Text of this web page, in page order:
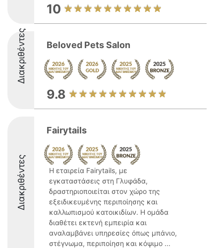
10
Διακριθέντες Beloved Pets Salon
9.8
Διακριθέντες
Fairytails
Η εταιρεία Fairytails, με
εγκαταστάσεις στη Γλυφάδα,
δραστηριοποιείται στον χώρο της
εξειδικευμένης περιποίησης και
καλλωπισμού κατοικιδίων. Η ομάδα
διαθέτει εκτενή εμπειρία και
αναλαμβάνει υπηρεσίες όπως μπάνιο,
στέγνωμα, περιποίηση και κόψιμο ...